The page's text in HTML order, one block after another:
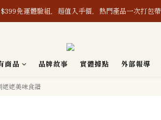
免運體驗組，超值入手價，熱門產品一次打包
1-8/8｜消費滿$888現折$88、再贈購物金$88
商品 品牌故事 實體據點 外部報導
姥姥美味食譜